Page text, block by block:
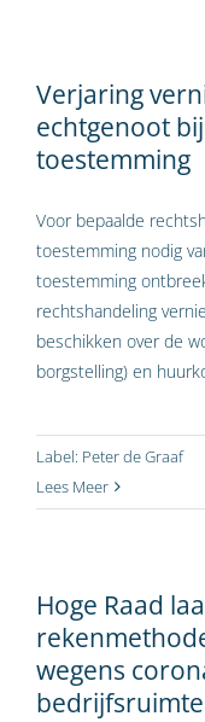
Verjaring
echtgenoot
toestemming
Voor bepaalde
toestemming nodig
toestemming
rechtshandeling
beschikken over de
borgstelling) en
Label: Peter de Graaf
Lees Meer
Hoge Raad
wegens
bedrijfsruimte